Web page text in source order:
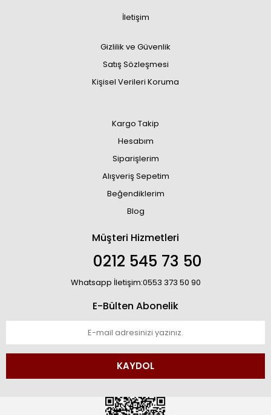
İletişim
Gizlilik ve Güvenlik
Satış Sözleşmesi
Kişisel Verileri Koruma
Kargo Takip
Hesabım
Siparişlerim
Alışveriş Sepetim
Beğendiklerim
Blog
Müşteri Hizmetleri
0212 545 73 50
Whatsapp İletişim:0553 373 50 90
E-Bülten Abonelik
KAYDOL